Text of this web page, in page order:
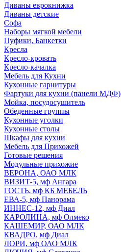
Диваны еврокнижка
Диваны детские
Софа
Наборы мягкой мебели
Пуфики, Банкетки
Кресла
Кресло-кровать
Кресло-качалка
Мебель для Кухни
Кухонные гарнитуры
Фартуки для кухни (панели МДФ)
Мойка, посудосушитель
Обеденные группы
Кухонные уголки
Кухонные столы
Шкафы для кухни
Мебель для Прихожей
Готовые решения
Модульные прихожие
ВЕРОНА, ОАО МЛК
ВИЗИТ-5, мф Ангара
ГОСТЬ, мф КБ МЕБЕЛЬ
ЕВА-5, мф Панорама
ИННЕС-12, мф Диал
КАРОЛИНА, мф Олмеко
КАШЕМИР, ОАО МЛК
КВАДРО, мф Диал
ЛОРИ, мф ОАО МЛК